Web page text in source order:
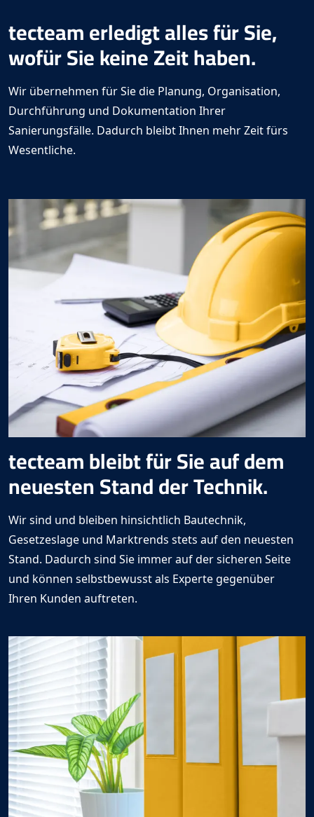
tecteamerledigt alles für Sie,
wofür Sie keine Zeit haben.
Wir übernehmen für Sie die Planung, Organisation,
Durchführung und Dokumentation Ihrer
Sanierungsfälle. Dadurch bleibt Ihnen mehr Zeit fürs
Wesentliche.
tecteambleibt für Sie auf dem
neuesten Stand der Technik.
Wir sind und bleiben hinsichtlich Bautechnik,
Gesetzeslage und Marktrends stets auf den neuesten
Stand. Dadurch sind Sie immer auf der sicheren Seite
und können selbstbewusst als Experte gegenüber
Ihren Kunden auftreten.